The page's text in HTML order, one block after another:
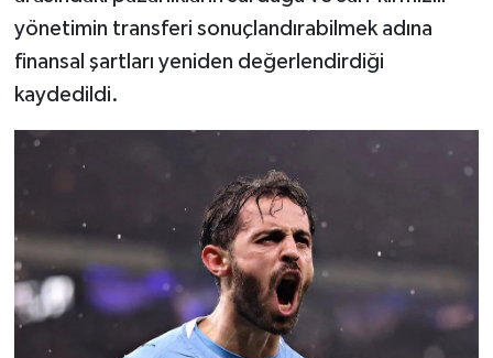
yönetimin transferi sonuçlandırabilmek adına
finansal şartları yeniden değerlendirdiği
kaydedildi.